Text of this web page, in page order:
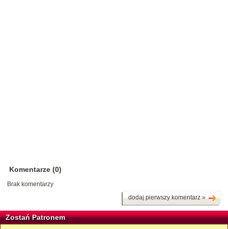
Komentarze (0)
Brak komentarzy
dodaj pierwszy komentarz »
Zostań Patronem